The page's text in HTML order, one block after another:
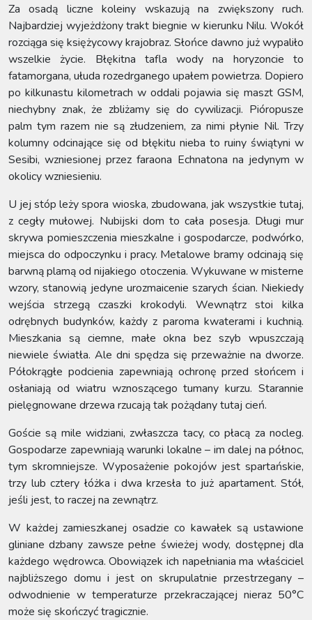
Za osadą liczne koleiny wskazują na zwiększony ruch.
Najbardziej wyjeżdżony trakt biegnie w kierunku Nilu. Wokół
rozciąga się księżycowy krajobraz. Słońce dawno już wypaliło
wszelkie życie. Błękitna tafla wody na horyzoncie to
fatamorgana, ułuda rozedrganego upałem powietrza. Dopiero
po kilkunastu kilometrach w oddali pojawia się maszt GSM,
niechybny znak, że zbliżamy się do cywilizacji. Pióropusze
palm tym razem nie są złudzeniem, za nimi płynie Nil. Trzy
kolumny odcinające się od błękitu nieba to ruiny świątyni w
Sesibi, wzniesionej przez faraona Echnatona na jedynym w
okolicy wzniesieniu.
U jej stóp leży spora wioska, zbudowana, jak wszystkie tutaj,
z cegły mułowej. Nubijski dom to cała posesja. Długi mur
skrywa pomieszczenia mieszkalne i gospodarcze, podwórko,
miejsca do odpoczynku i pracy. Metalowe bramy odcinają się
barwną plamą od nijakiego otoczenia. Wykuwane w misterne
wzory, stanowią jedyne urozmaicenie szarych ścian. Niekiedy
wejścia strzegą czaszki krokodyli. Wewnątrz stoi kilka
odrębnych budynków, każdy z paroma kwaterami i kuchnią.
Mieszkania są ciemne, małe okna bez szyb wpuszczają
niewiele światła. Ale dni spędza się przeważnie na dworze.
Półokrągłe podcienia zapewniają ochronę przed słońcem i
osłaniają od wiatru wznoszącego tumany kurzu. Starannie
pielęgnowane drzewa rzucają tak pożądany tutaj cień.
Goście są mile widziani, zwłaszcza tacy, co płacą za nocleg.
Gospodarze zapewniają warunki lokalne – im dalej na północ,
tym skromniejsze. Wyposażenie pokojów jest spartańskie,
trzy lub cztery łóżka i dwa krzesła to już apartament. Stół,
jeśli jest, to raczej na zewnątrz.
W każdej zamieszkanej osadzie co kawałek są ustawione
gliniane dzbany zawsze pełne świeżej wody, dostępnej dla
każdego wędrowca. Obowiązek ich napełniania ma właściciel
najbliższego domu i jest on skrupulatnie przestrzegany –
odwodnienie w temperaturze przekraczającej nieraz 50°C
może się skończyć tragicznie.